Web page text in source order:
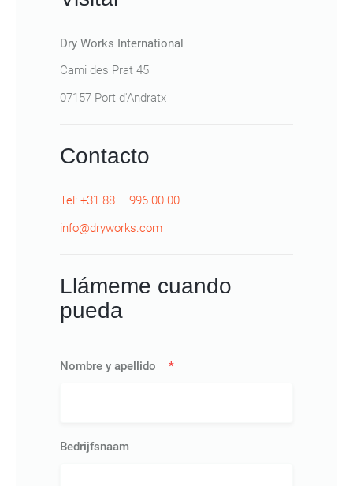
Dry Works International
Cami des Prat 45
07157 Port d'Andratx
Contacto
Tel: +31 88 – 996 00 00
info@dryworks.com
Llámeme cuando
pueda
Nombre y apellido *
Bedrijfsnaam